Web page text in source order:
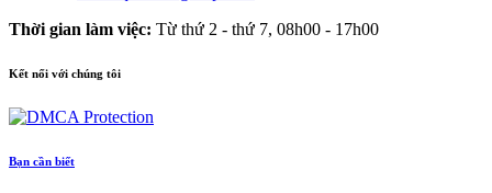
Thời gian làm việc: Từ thứ 2 - thứ 7, 08h00 - 17h00
Kết nối với chúng tôi
Bạn cần biết